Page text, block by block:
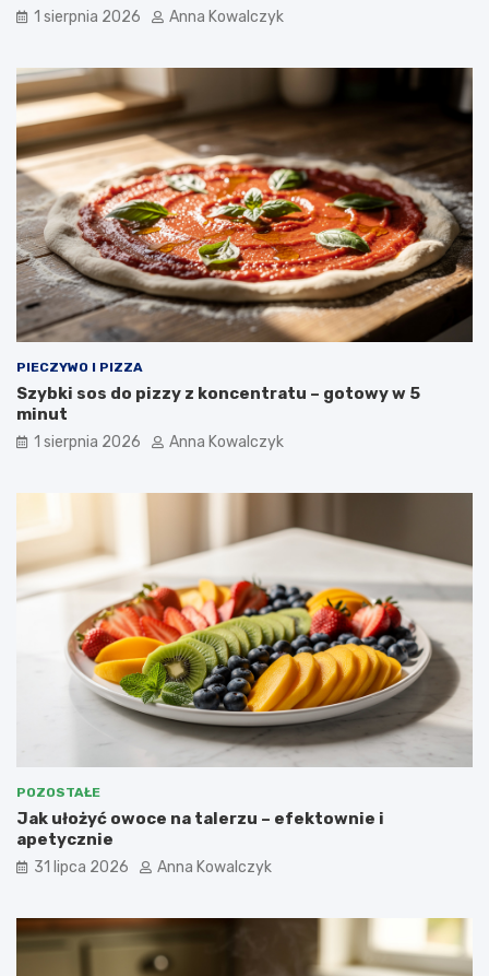
1 sierpnia 2026 Anna Kowalczyk
PIECZYWO I PIZZA
Szybki sos do pizzy z koncentratu – gotowy w 5
minut
1 sierpnia 2026 Anna Kowalczyk
POZOSTAŁE
Jak ułożyć owoce na talerzu – efektownie i
apetycznie
31 lipca 2026 Anna Kowalczyk